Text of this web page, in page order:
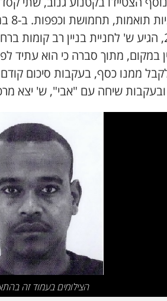
23:00, הגיע ש' לחניית בניין רב
במקום, מתוך סברה כי הוא עתיד
ממנו כסף, בעקבות סיכום
ובעקבות שיחה עם "אבי", ש' יצא
הצילומים בעמוד זה בהתאם לסעיף 27א